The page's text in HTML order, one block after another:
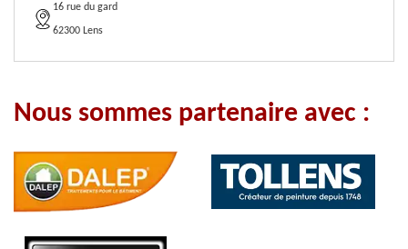
16 rue du gard
62300 Lens
Nous sommes partenaire avec :